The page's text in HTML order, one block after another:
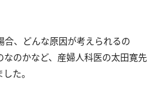
合、どんな原因が考えられるの
なのかなど、産婦人科医の太田寛先
た。